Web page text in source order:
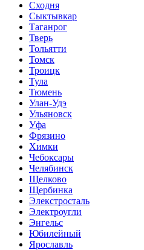
Сходня
Сыктывкар
Таганрог
Тверь
Тольятти
Томск
Троицк
Тула
Тюмень
Улан-Удэ
Ульяновск
Уфа
Фрязино
Химки
Чебоксары
Челябинск
Щелково
Щербинка
Элекстросталь
Электроугли
Энгельс
Юбилейный
Ярославль